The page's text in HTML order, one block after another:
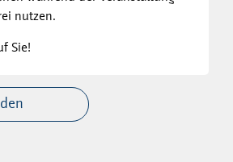
nutzen.
Sie!